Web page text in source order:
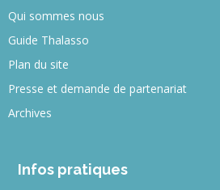
Qui sommes nous
Guide Thalasso
Plan du site
Presse et demande de partenariat
Archives
Infos pratiques